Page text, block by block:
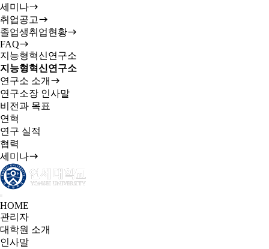
세미나
취업공고
졸업생취업현황
FAQ
지능형혁신연구소
지능형혁신연구소
연구소 소개
연구소장 인사말
비전과 목표
연혁
연구 실적
협력
세미나
HOME
관리자
대학원 소개
인사말